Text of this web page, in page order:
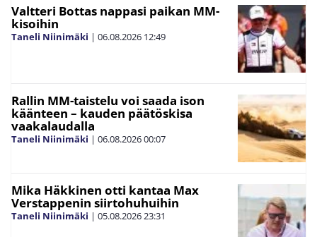
Valtteri Bottas nappasi paikan MM-
kisoihin
Taneli Niinimäki | 06.08.2026 12:49
Rallin MM-taistelu voi saada ison
käänteen – kauden päätöskisa
vaakalaudalla
Taneli Niinimäki | 06.08.202600:07
Mika Häkkinen otti kantaa Max
Verstappenin siirtohuhuihin
Taneli Niinimäki | 05.08.202623:31